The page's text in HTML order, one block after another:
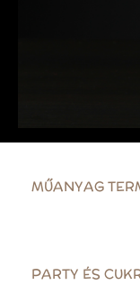
MŰANYAG
PARTY ÉS